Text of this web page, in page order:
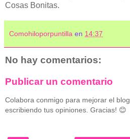
Cosas Bonitas.
Comohiloporpuntilla en 14:37
No hay comentarios:
Publicar un comentario
Colabora conmigo para mejorar el blog
escribiendo tus opiniones. Gracias! 😊